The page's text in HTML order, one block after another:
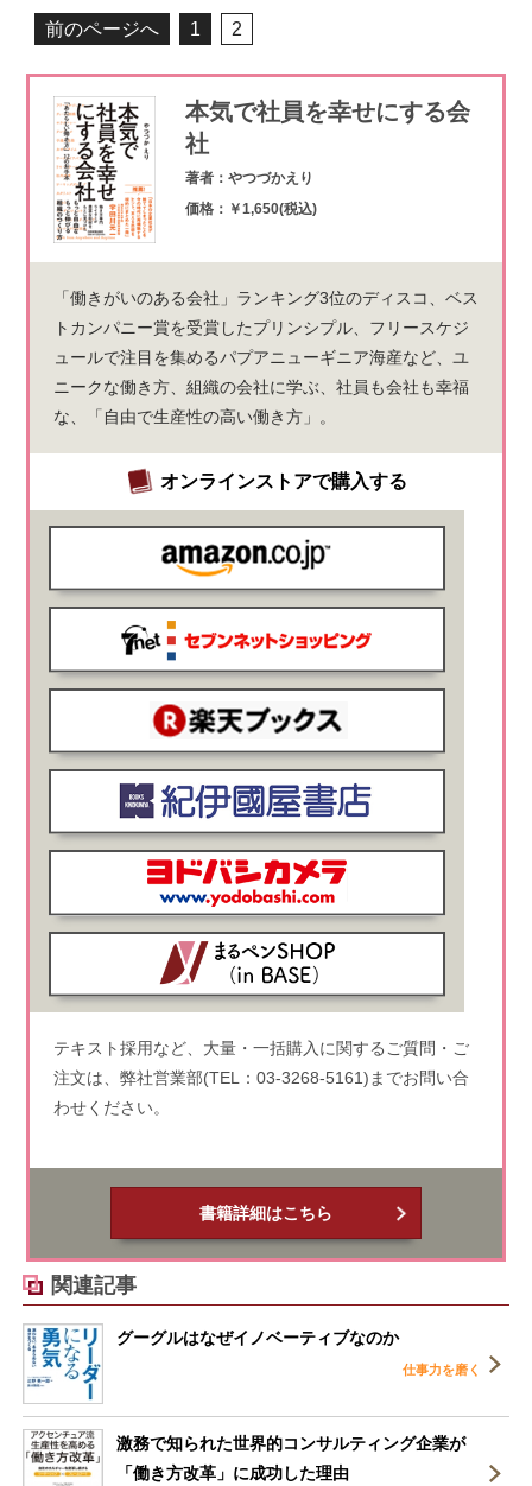
前のページへ 1 2
本気で社員を幸せにする会
社
著者：やつづかえり
価格：￥1,650(税込)
「働きがいのある会社」ランキング3位のディスコ、ベス
トカンパニー賞を受賞したプリンシプル、フリースケジ
ュールで注目を集めるパプアニューギニア海産など、ユ
ニークな働き方、組織の会社に学ぶ、社員も会社も幸福
な、「自由で生産性の高い働き方」。
オンラインストアで購入する
テキスト採用など、大量・一括購入に関するご質問・ご
注文は、弊社営業部(TEL：03-3268-5161)までお問い合
わせください。
書籍詳細はこちら
関連記事
グーグルはなぜイノベーティブなのか
仕事力を磨く
激務で知られた世界的コンサルティング企業が
「働き方改革」に成功した理由